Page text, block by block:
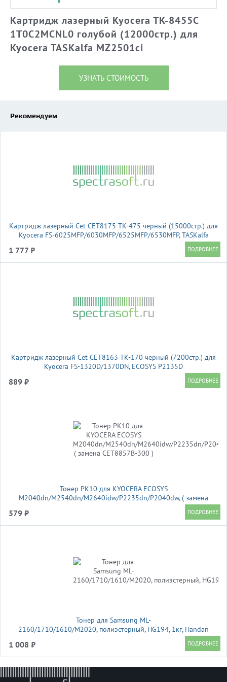
Картридж лазерный Kyocera TK-8455С
1T0C2MCNL0 голубой (12000стр.) для
Kyocera TASKalfa MZ2501ci
УЗНАТЬ СТОИМОСТЬ
Рекомендуем
Картридж лазерный Cet CET8175 TK-475 черный (15000стр.) для
Kyocera FS-6025MFP/6030MFP/6525MFP/6530MFP, TASKalfa
1 777 ₽
Картридж лазерный Cet CET8163 TK-170 черный (7200стр.) для
Kyocera FS-1320D/1370DN, ECOSYS P2135D
889 ₽
Тонер PK10 для KYOCERA ECOSYS
M2040dn/M2540dn/M2640idw/P2235dn/P2040dw, ( замена
579 ₽
Тонер для Samsung ML-
2160/1710/1610/M2020, полиэстерный, HG194, 1кг, Handan
1 008 ₽